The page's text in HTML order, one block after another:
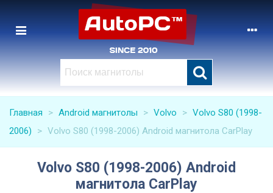
Главная > Android магнитолы > Volvo > Volvo S80 (1998-
2006)
> Volvo S80 (1998-2006) Android магнитола CarPlay
Volvo S80 (1998-2006) Android
магнитола CarPlay